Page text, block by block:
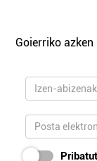
Goierriko